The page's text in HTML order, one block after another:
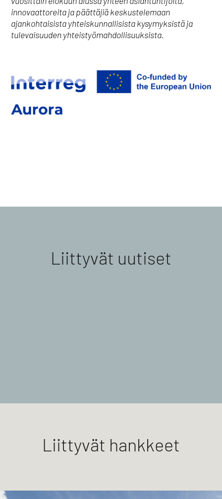
innovaattoreita ja päättäjiä keskustelemaan
ajankohtaisista yhteiskunnallisista kysymyksistä ja
tulevaisuuden yhteistyömahdollisuuksista.
Liittyvät uutiset
Liittyvät hankkeet